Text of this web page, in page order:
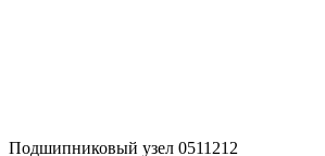
Подшипниковый узел 0511212